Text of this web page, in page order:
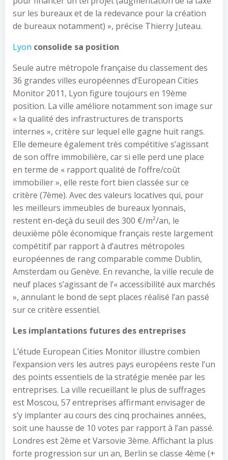
sur les bureaux et de la redevance pour la création
de bureaux notamment) », précise Thierry Juteau.
Lyon consolide sa position
Seule autre métropole française du classement des
36 grandes villes européennes d’European Cities
Monitor 2011, Lyon figure toujours en 19ème
position. La ville améliore notamment son image sur
« la qualité des infrastructures de transports
internes », critère sur lequel elle gagne huit rangs.
Elle demeure également très compétitive s’agissant
de son offre immobilière, car si elle perd une place
en terme de « rapport qualité de l’offre/coût
immobilier », elle reste fort bien classée sur ce
critère (7ème). Avec des valeurs locatives qui, pour
les meilleurs immeubles de bureaux lyonnais,
restent en-deçà du seuil des 300 €/m²/an, le
deuxième pôle économique français reste largement
compétitif par rapport à d’autres métropoles
européennes de rang comparable comme Dublin,
Amsterdam ou Genève. En revanche, la ville recule de
neuf places s’agissant de l’« accessibilité aux marchés
», annulant le bond de sept places réalisé l’an passé
sur ce critère essentiel.
Les implantations futures des entreprises
L’étude European Cities Monitor illustre combien
l’expansion vers les autres pays européens reste l’un
des points essentiels de la stratégie menée par les
entreprises. La ville recueillant le plus de suffrages
est Moscou, 57 entreprises affirmant envisager de
s’y implanter au cours des cinq prochaines années,
soit une hausse de 10 votes par rapport à l’an passé.
Londres est 2ème et Varsovie 3ème. Affichant la plus
forte progression sur un an, Berlin se classe 4ème (+